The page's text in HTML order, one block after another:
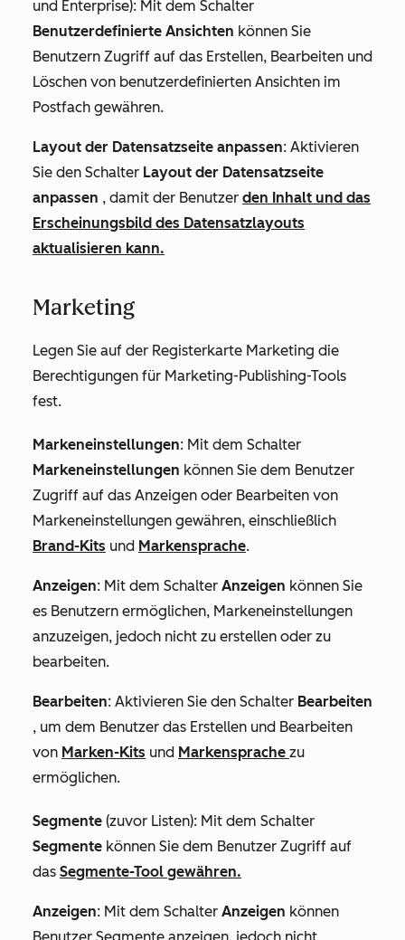
und Enterprise): Mit dem Schalter
Benutzerdefinierte Ansichten können Sie
Benutzern Zugriff auf das Erstellen, Bearbeiten und
Löschen von benutzerdefinierten Ansichten im
Postfach gewähren.
Layout der Datensatzseite anpassen: Aktivieren
Sie den Schalter Layout der Datensatzseite
anpassen , damit der Benutzer den Inhalt und das
Erscheinungsbild des Datensatzlayouts
aktualisieren kann.
Marketing
Legen Sie auf der Registerkarte Marketing die
Berechtigungen für Marketing-Publishing-Tools
fest.
Markeneinstellungen: Mit dem Schalter
Markeneinstellungen können Sie dem Benutzer
Zugriff auf das Anzeigen oder Bearbeiten von
Markeneinstellungen gewähren, einschließlich
Brand-Kits und Markensprache.
Anzeigen: Mit dem Schalter Anzeigen können Sie
es Benutzern ermöglichen, Markeneinstellungen
anzuzeigen, jedoch nicht zu erstellen oder zu
bearbeiten.
Bearbeiten: Aktivieren Sie den Schalter Bearbeiten
, um dem Benutzer das Erstellen und Bearbeiten
von Marken-Kits und Markensprache zu
ermöglichen.
Segmente (zuvor Listen): Mit dem Schalter
Segmente können Sie dem Benutzer Zugriff auf
das Segmente-Tool gewähren.
Anzeigen: Mit dem Schalter Anzeigen können